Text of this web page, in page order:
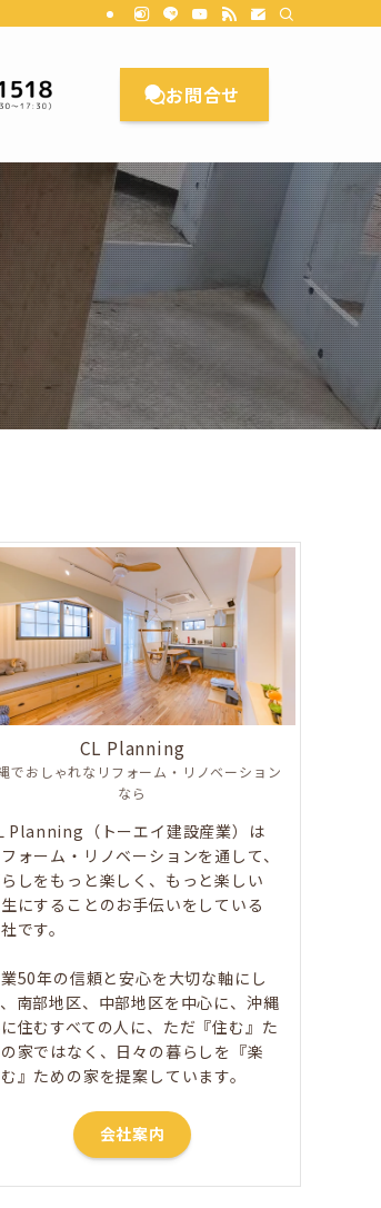
をカタチにします。CL Planningにご相談ください。沖
お問合せ
CL Planning
でおしゃれなリフォーム・リノベーション
なら
Planning（トーエイ建設産業）は
ォーム・リノベーションを通して、
しをもっと楽しく、もっと楽しい
にすることのお手伝いをしている
です。
50年の信頼と安心を大切な軸にし
南部地区、中部地区を中心に、沖縄
住むすべての人に、ただ​『住む』た
家ではなく、日々の暮らしを『楽
』ための家を提案しています。
会社案内